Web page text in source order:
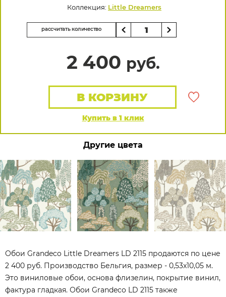
Коллекция: Little Dreamers
рассчитать количество
2 400 руб.
Купить в 1 клик
В КОРЗИНУ
Другие цвета
Обои Grandeco Little Dreamers LD 2115 продаются по цене
2 400 руб. Производство Бельгия, размер - 0,53x10,05 м.
Это виниловые обои, основа флизелин, покрытие винил,
фактура гладкая. Обои Grandeco LD 2115 также